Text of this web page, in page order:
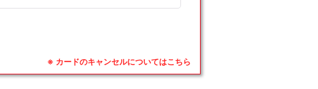
※ カードのキャンセルについてはこちら